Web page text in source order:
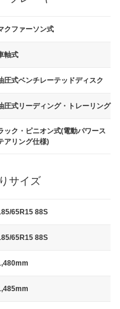
クファーソン式
軸式
圧式ベンチレーテッドディスク
圧式リーディング・トレーリング
ック・ピニオン式(電動パワース
アリング仕様)
サイズ
65R15 88S
65R15 88S